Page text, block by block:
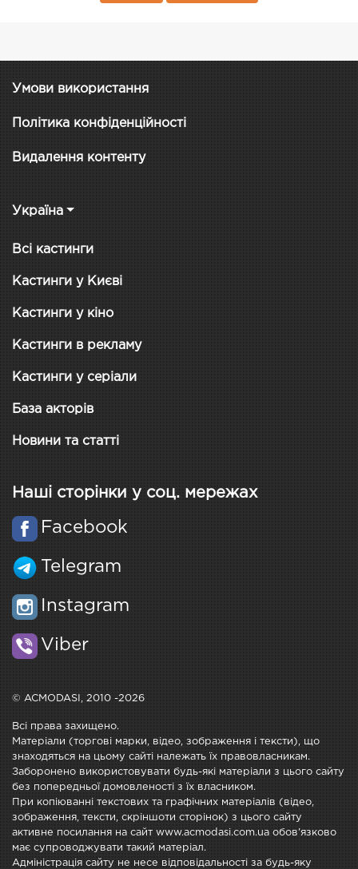
Умови використання
Політика конфіденційності
Видалення контенту
Україна
Всі кастинги
Кастинги у Києві
Кастинги у кіно
Кастинги в рекламу
Кастинги у серіали
База акторів
Новини та статті
Наші сторінки у соц. мережах
Facebook
Telegram
Instagram
Viber
© ACMODASI, 2010 -2026
Всі права захищено.
Матеріали (торгові марки, відео, зображення і тексти), що
знаходяться на цьому сайті належать їх правовласникам.
Заборонено використовувати будь-які матеріали з цього сайту
без попередньої домовленості з їх власником.
При копіюванні текстових та графічних матеріалів (відео,
зображення, тексти, скріншоти сторінок) з цього сайту
активне посилання на сайт www.acmodasi.com.ua обов'язково
має супроводжувати такий матеріал.
Адміністрація сайту не несе відповідальності за будь-яку